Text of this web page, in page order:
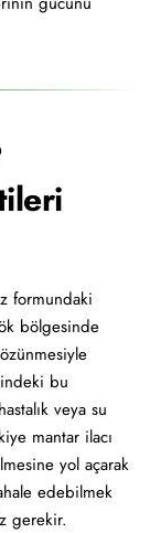
formundaki
bölgesinde
bu
veya su
mantar ilacı
yol açarak
edebilmek
gerekir.